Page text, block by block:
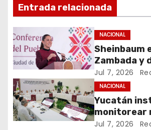
e
g
a
c
i
ó
Entrada relacionada
NACIONAL
Sheinbaum
Zambada y
Jul 7, 2026
NACIONAL
Yucatán
monitorear
vacaciones
Jul 7, 2026